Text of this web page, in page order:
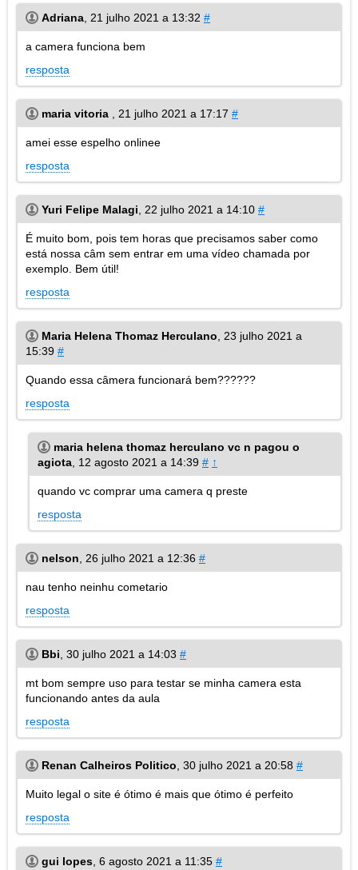
Adriana 21 julho 2021 a 13:32 #
a camera funciona bem
resposta
maria vitoria 21 julho 2021 a 17:17 #
amei esse espelho onlinee
resposta
Yuri Felipe Malagi 22 julho 2021 a 14:10 #
É muito bom, pois tem horas que precisamos saber como
está nossa câm sem entrar em uma vídeo chamada por
exemplo. Bem útil!
resposta
Maria Helena Thomaz Herculano
23 julho 2021 a
15:39 #
Quando essa câmera funcionará bem??????
resposta
maria helena thomaz herculano vc n pagou o
agiota 12 agosto 2021 a 14:39 # ↑
quando vc comprar uma camera q preste
resposta
nelson 26 julho 2021 a 12:36 #
nau tenho neinhu cometario
resposta
Bbi 30 julho 2021 a 14:03 #
mt bom sempre uso para testar se minha camera esta
funcionando antes da aula
resposta
Renan Calheiros Politico 30 julho 2021 a 20:58 #
Muito legal o site é ótimo é mais que ótimo é perfeito
resposta
gui lopes 6 agosto 2021 a 11:35 #